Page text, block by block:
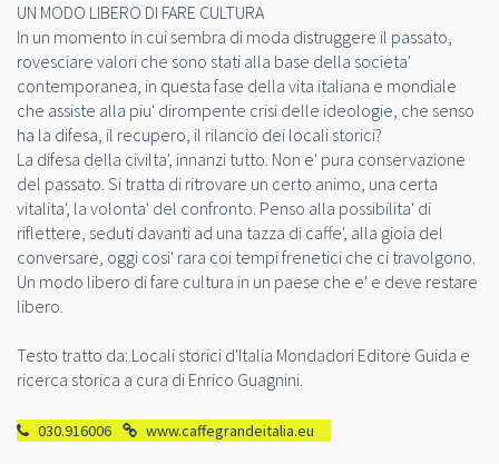
UN MODO LIBERO DI FARE CULTURA
In un momento in cui sembra di moda distruggere il passato,
rovesciare valori che sono stati alla base della societa'
contemporanea, in questa fase della vita italiana e mondiale
che assiste alla piu' dirompente crisi delle ideologie, che senso
ha la difesa, il recupero, il rilancio dei locali storici?
La difesa della civilta', innanzi tutto. Non e' pura conservazione
del passato. Si tratta di ritrovare un certo animo, una certa
vitalita', la volonta' del confronto. Penso alla possibilita' di
riflettere, seduti davanti ad una tazza di caffe', alla gioia del
conversare, oggi cosi' rara coi tempi frenetici che ci travolgono.
Un modo libero di fare cultura in un paese che e' e deve restare
libero.
Testo tratto da: Locali storici d'Italia Mondadori Editore Guida e
ricerca storica a cura di Enrico Guagnini.
030.916006 www.caffegrandeitalia.eu